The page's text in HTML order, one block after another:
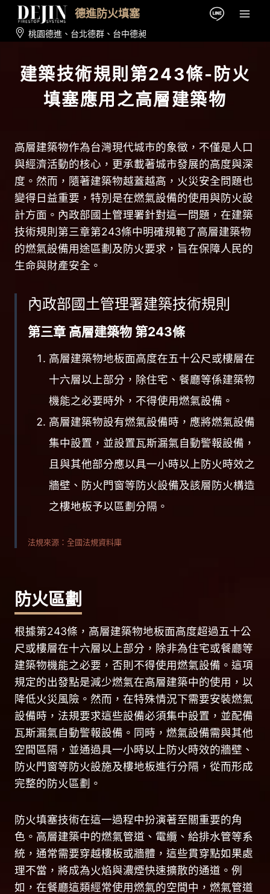
Skip
content
德進防火填塞
桃園德進 、 台北德群 、 台中德昶
建築技術規則第243條-防火
填塞應用之高層建築物
高層建築物作為台灣現代城市的象徵，不僅是人口
與經濟活動的核心，更承載著城市發展的高度與深
度。然而，隨著建築物越蓋越高，火災安全問題也
變得日益重要，特別是在燃氣設備的使用與防火設
計方面。內政部國土管理署針對這一問題，在建築
技術規則第三章第243條中明確規範了高層建築物
的燃氣設備用途區劃及防火要求，旨在保障人民的
生命與財產安全。
內政部國土管理署建築技術規則
第三章 高層建築物 第243條
高層建築物地板面高度在五十公尺或樓層在
十六層以上部分，除住宅、餐廳等係建築物
機能之必要時外，不得使用燃氣設備。
高層建築物設有燃氣設備時，應將燃氣設備
集中設置，並設置瓦斯漏氣自動警報設備，
且與其他部分應以具一小時以上防火時效之
牆壁、防火門窗等防火設備及該層防火構造
之樓地板予以區劃分隔。
法規來源：全國法規資料庫
防火區劃
根據第243條，高層建築物地板面高度超過五十公
尺或樓層在十六層以上部分，除非為住宅或餐廳等
建築物機能之必要，否則不得使用燃氣設備。這項
規定的出發點是減少燃氣在高層建築中的使用，以
降低火災風險。然而，在特殊情況下需要安裝燃氣
設備時，法規要求這些設備必須集中設置，並配備
瓦斯漏氣自動警報設備。同時，燃氣設備需與其他
空間區隔，並通過具一小時以上防火時效的牆壁、
防火門窗等防火設施及樓地板進行分隔，從而形成
完整的防火區劃。
防火填塞技術在這一過程中扮演著至關重要的角
色。高層建築中的燃氣管道、電纜、給排水管等系
統，通常需要穿越樓板或牆體，這些貫穿點如果處
理不當，將成為火焰與濃煙快速擴散的通道。例
如，在餐廳這類經常使用燃氣的空間中，燃氣管道